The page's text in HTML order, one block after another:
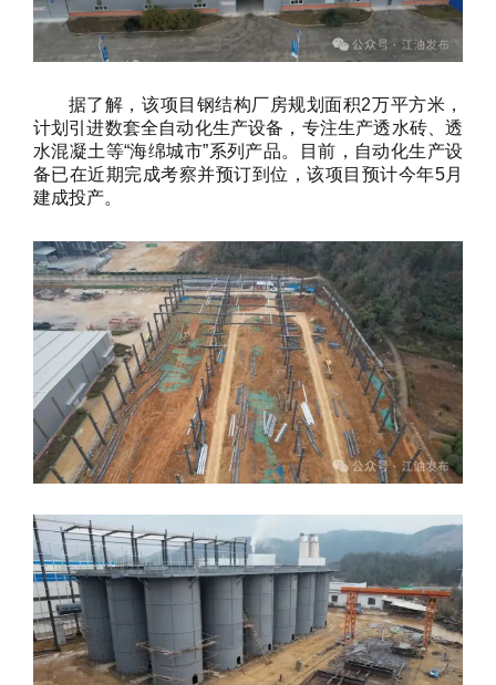
据了解，该项目钢结构厂房规划面积2万平方米，
计划引进数套全自动化生产设备，专注生产透水砖、透
水混凝土等“海绵城市”系列产品。目前，自动化生产设
备已在近期完成考察并预订到位，该项目预计今年5月
建成投产。